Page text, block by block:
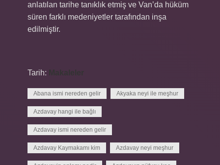
anlatılan tarihe tanıklık etmiş ve Van’da hüküm
süren farklı medeniyetler tarafından inşa
edilmiştir.
Tarih:
Abana ismi nereden gelir Akyaka neyi ile meşhur
Azdavay hangi ile bağlı
Azdavay ismi nereden gelir
Azdavay Kaymakamı kim Azdavay neyi meşhur